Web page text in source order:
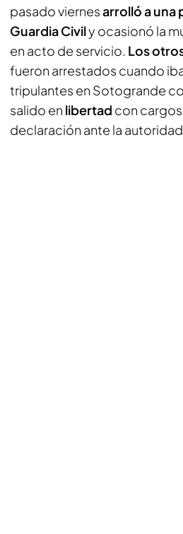
pasado viernesarrolló a una
Guardia Civily ocasionó la
en acto de servicio. Los
fueron arrestados cuando
tripulantes en Sotogrande
salido en libertad con
declaración ante la